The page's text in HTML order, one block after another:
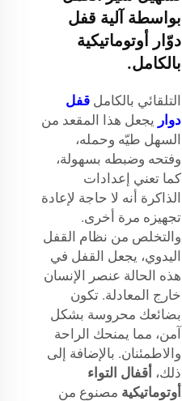
بواسطة آلية قفل
دوّار أوتوماتيكية
بالكامل.
التلقائي بالكامل قفل
دوار يجعل هذا المقعد من
السهل طيّه وحمله،
وفتحه وضبطه بسهولة،
كما تعني إعدادات
الذاكرة أنه لا حاجة لإعادة
تجهيزه مرة أخرى.
والتخلص من نظام القفل
اليدوي، يجعل القفل في
هذه الحالة عنصر الإنسان
خارج المعادلة. تكون
بضائعك محروسة بشكل
آمن، مما يمنحك الراحة
والاطمئنان. بالإضافة إلى
ذلك، أقفال التواء
أوتوماتيكية مصنوع من